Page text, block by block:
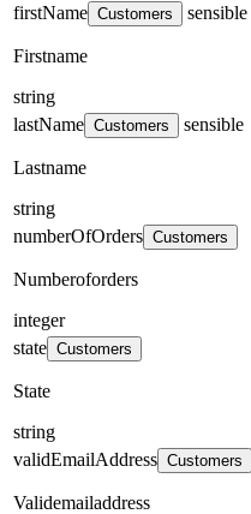
firstName Customers sensible
Firstname
string
lastName Customers sensible
Lastname
string
numberOfOrders Customers
Numberoforders
integer
state Customers
State
string
validEmailAddress Customers
Validemailaddress